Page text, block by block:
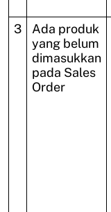
3
Ada produk
yang belum
dimasukkan
pada Sales
Order